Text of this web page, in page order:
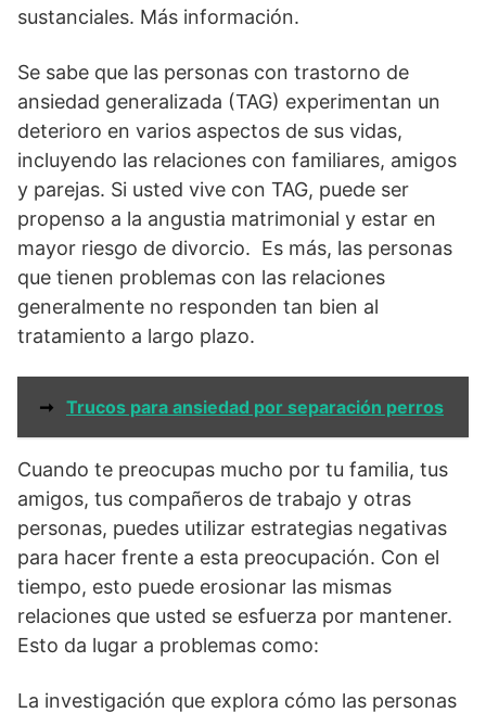
sustanciales. Más información.
Se sabe que las personas con trastorno de
ansiedad generalizada (TAG) experimentan un
deterioro en varios aspectos de sus vidas,
incluyendo las relaciones con familiares, amigos
y parejas. Si usted vive con TAG, puede ser
propenso a la angustia matrimonial y estar en
mayor riesgo de divorcio. Es más, las personas
que tienen problemas con las relaciones
generalmente no responden tan bien al
tratamiento a largo plazo.
➞ Trucos para ansiedad por separación perros
Cuando te preocupas mucho por tu familia, tus
amigos, tus compañeros de trabajo y otras
personas, puedes utilizar estrategias negativas
para hacer frente a esta preocupación. Con el
tiempo, esto puede erosionar las mismas
relaciones que usted se esfuerza por mantener.
Esto da lugar a problemas como:
La investigación que explora cómo las personas